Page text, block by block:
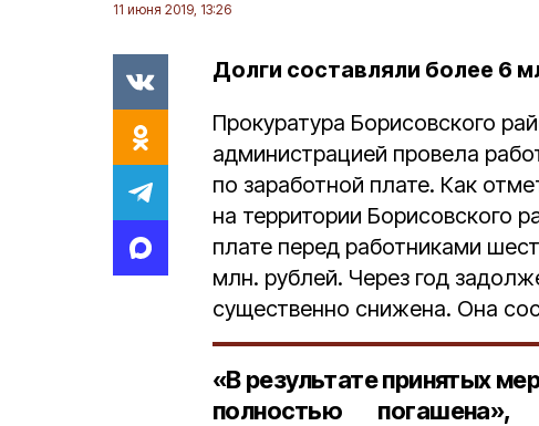
11 июня 2019, 13:26
Долги составляли более 6
Прокуратура Борисовского
администрацией провела
по заработной плате. Как
на территории Борисовского
плате перед работниками
млн. рублей. Через год
существенно снижена. Она
«В результате принятых
полностью